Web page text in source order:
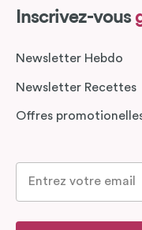
Inscrivez-vous
Newsletter Hebdo
Newsletter Recettes
Offres